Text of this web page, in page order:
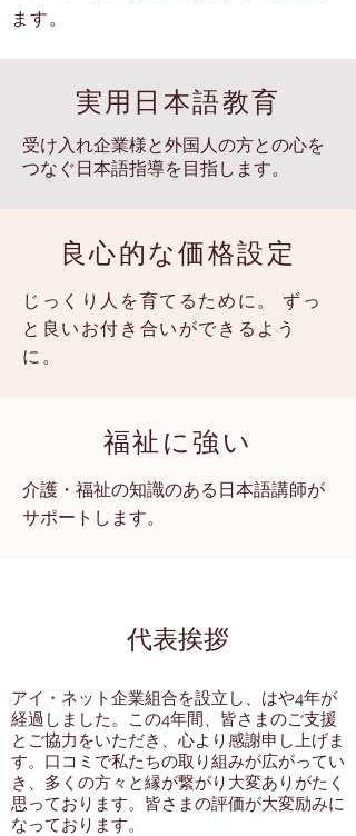
ます。
実用日本語教育
受け入れ企業様と外国人の方との心を
つなぐ日本語指導を目指します。
良心的な価格設定
じっくり人を育てるために。 ずっ
と良いお付き合いができるよう
に。
福祉に強い
介護・福祉の知識のある日本語講師が
サポートします。
代表挨拶
アイ・ネット企業組合を設立し、はや4年が
経過しました。この4年間、皆さまのご支援
とご協力をいただき、心より感謝申し上げま
す。口コミで私たちの取り組みが広がってい
き、多くの方々と縁が繋がり大変ありがたく
思っております。皆さまの評価が大変励みに
なっております。